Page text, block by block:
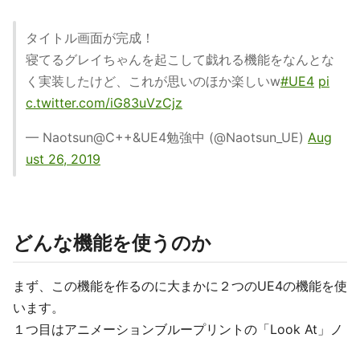
タイトル画面が完成！
寝てるグレイちゃんを起こして戯れる機能をなんとな
く実装したけど、これが思いのほか楽しいw#UE4 pi
c.twitter.com/iG83uVzCjz
— Naotsun@C++&UE4勉強中 (@Naotsun_UE) Aug
ust 26, 2019
どんな機能を使うのか
まず、この機能を作るのに大まかに２つのUE4の機能を使
います。
１つ目はアニメーションブループリントの「Look At」ノ